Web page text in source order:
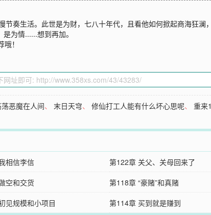
奏生活。此世是为财，七八十年代，且看他如何掀起商海狂澜
为情......想到再加。
！
恶魔在人间、末日天穹、修仙打工人能有什么坏心思呢、重来
相信李信
第122章 关父、关母回来了
空和交货
第118章 “豪赌”和真赌
见规模和小项目 第114章 买到就是赚到